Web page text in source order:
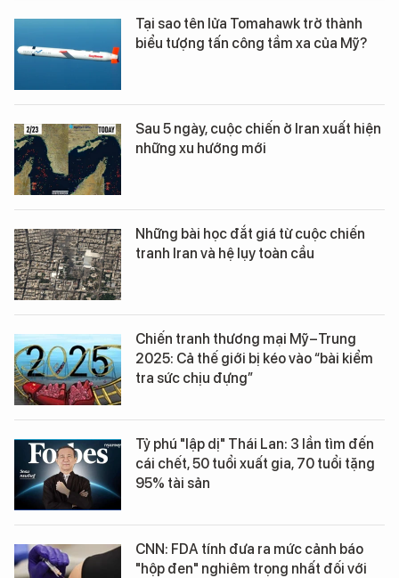
Tại sao tên lửa Tomahawk trở thành
biểu tượng tấn công tầm xa của Mỹ?
Sau 5 ngày, cuộc chiến ở Iran xuất hiện
những xu hướng mới
Những bài học đắt giá từ cuộc chiến
tranh Iran và hệ lụy toàn cầu
Chiến tranh thương mại Mỹ–Trung
2025: Cả thế giới bị kéo vào “bài kiểm
tra sức chịu đựng”
Tỷ phú "lập dị" Thái Lan: 3 lần tìm đến
cái chết, 50 tuổi xuất gia, 70 tuổi tặng
95% tài sản
CNN: FDA tính đưa ra mức cảnh báo
"hộp đen" nghiêm trọng nhất đối với